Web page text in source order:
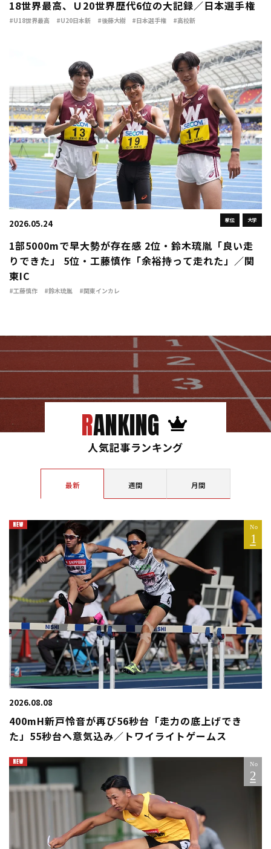
18世界最高、Ｕ20世界歴代6位の大記録／日本選手権
#U18世界最高 #U20日本新 #後藤大樹 #日本選手権 #高校新
駅伝 大学
2026.05.24
1部5000mで早大勢が存在感 2位・鈴木琉胤「良い走
りできた」 5位・工藤慎作「余裕持って走れた」／関
東IC
#工藤慎作 #鈴木琉胤 #関東インカレ
RANKING
人気記事ランキング
最新 週間 月間
2026.08.08
400mH新戸怜音が再び56秒台「走力の底上げでき
た」55秒台へ意気込み／トワイライトゲームス